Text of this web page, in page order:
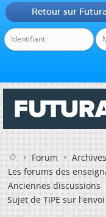
Retour sur
Forum
Les forums des
Anciennes discussions
Sujet de TIPE sur